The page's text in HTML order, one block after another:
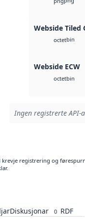
Webside Tiled
octetbin
Webside ECW
octetbin
Ingen registrerte
registrering og
Diskusjonar 0 RDF